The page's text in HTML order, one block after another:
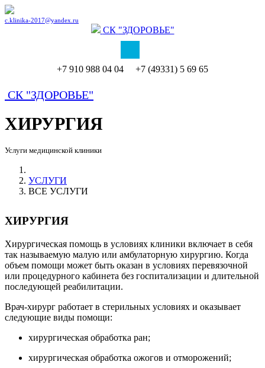
c.klinika-2017@yandex.ru
СК "ЗДОРОВЬЕ"
+7 910 988 04 04 +7 (49331) 5 69 65
СК "ЗДОРОВЬЕ"
ХИРУРГИЯ
Услуги медицинской клиники
УСЛУГИ
ВСЕ УСЛУГИ
ХИРУРГИЯ
Хирургическая помощь в условиях клиники включает в себя
так называемую малую или амбулаторную хирургию. Когда
объем помощи может быть оказан в условиях перевязочной
или процедурного кабинета без госпитализации и длительной
последующей реабилитации.
Врач-хирург работает в стерильных условиях и оказывает
следующие виды помощи:
хирургическая обработка ран;
хирургическая обработка ожогов и отморожений;